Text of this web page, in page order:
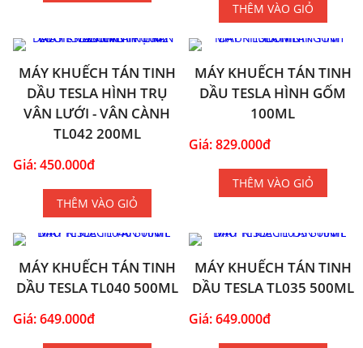
THÊM VÀO GIỎ
MÁY KHUẾCH TÁN TINH
DẦU TESLA HÌNH TRỤ
VÂN LƯỚI - VÂN CÀNH
TL042 200ML
Giá: 450.000đ
THÊM VÀO GIỎ
MÁY KHUẾCH TÁN TINH
DẦU TESLA HÌNH GỐM
100ML
Giá: 829.000đ
THÊM VÀO GIỎ
MÁY KHUẾCH TÁN TINH
DẦU TESLA TL040 500ML
Giá: 649.000đ
MÁY KHUẾCH TÁN TINH
DẦU TESLA TL035 500ML
Giá: 649.000đ